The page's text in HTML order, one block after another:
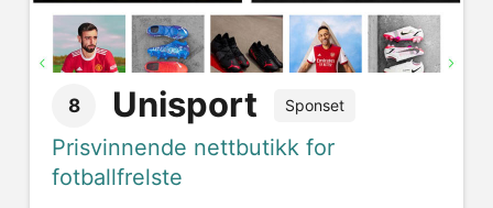
8 Unisport Sponset
Prisvinnende nettbutikk for
fotballfrelste